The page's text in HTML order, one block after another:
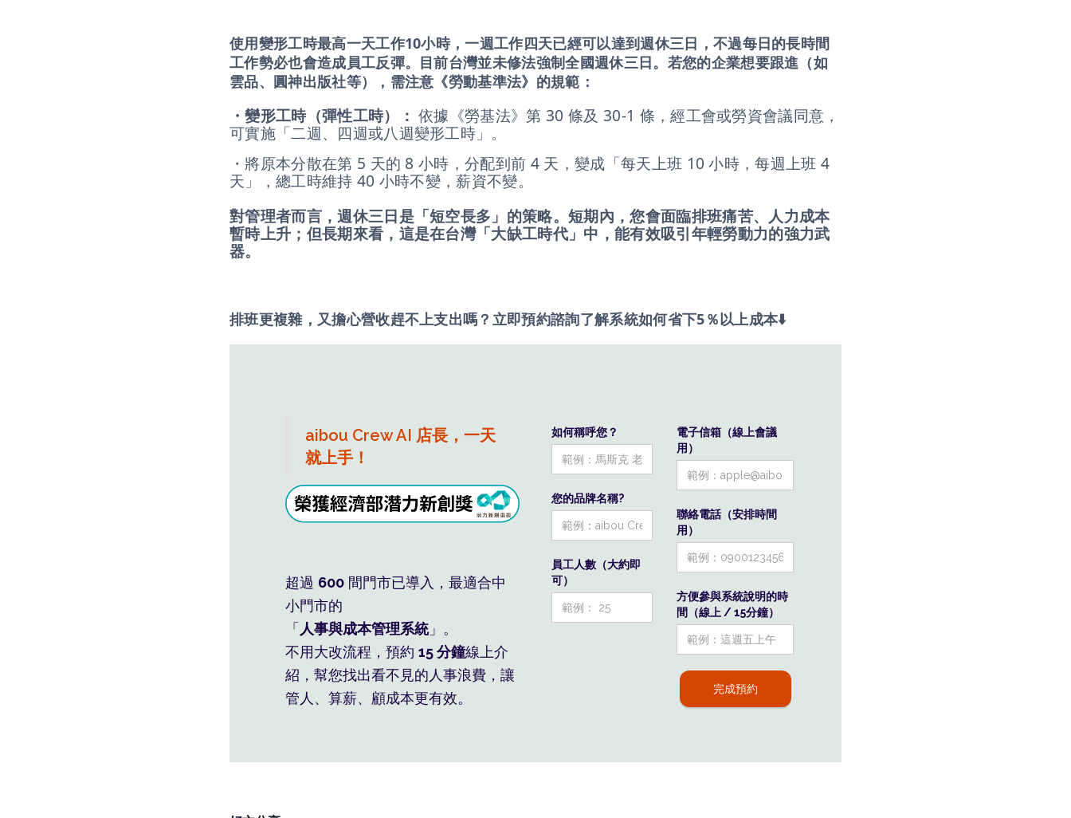
使用變形工時最高一天工作10小時，一週工作四天已經可以達到週休三日，不過每日的長時間
工作勢必也會造成員工反彈。目前台灣並未修法強制全國週休三日。若您的企業想要跟進（如
雲品、圓神出版社等），需注意《勞動基準法》的規範：
・變形工時（彈性工時）： 依據《勞基法》第 30 條及 30-1 條，經工會或勞資會議同意，
可實施「二週、四週或八週變形工時」。
・將原本分散在第 5 天的 8 小時，分配到前 4 天，變成「每天上班 10 小時，每週上班 4
天」，總工時維持 40 小時不變，薪資不變。
對管理者而言，週休三日是「短空長多」的策略。短期內，您會面臨排班痛苦、人力成本
暫時上升；但長期來看，這是在台灣「大缺工時代」中，能有效吸引年輕勞動力的強力武
器。
排班更複雜，又擔心營收趕不上支出嗎？立即預約諮詢了解系統如何省下5％以上成本⬇️
aibou Crew AI 店長，一天
就上手！
班表薪水系統算，員工自然服氣
自動管好人 老闆專心做生意
超過 600 間門市已導入，最適合中
小門市的
「 人事與成本管理系統」。
不用大改流程，預約 15 分鐘線上介
紹，幫您找出看不見的人事浪費，讓
管人、算薪、顧成本更有效。
如何稱呼您？
您的品牌名稱?
員工人數（大約即
可）
電子信箱（線上會議
用）
聯絡電話（安排時間
用）
方便參與系統說明的時
間（線上 / 15分鐘）